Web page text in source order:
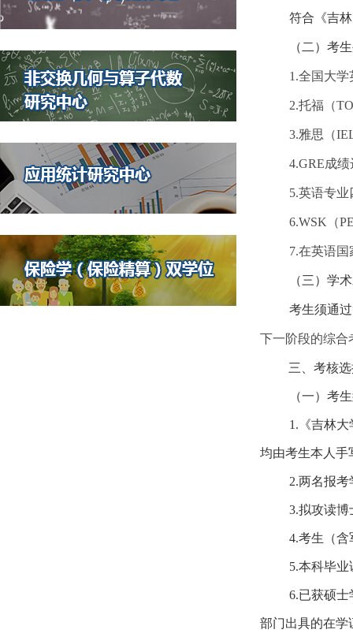
符合《吉
（二）考
1.全国大学
2.托福（
3.雅思（
4.GRE成
5.英语专业
6.WSK （
7.在英语国
（三）学
考生须通过
下一阶段的综合
三、考核
（一）考
1. 《吉林
均由考生本人手
2.两名报考
3.拟攻读博
4.考生（含
5.本科毕业
6.已获硕士
部门出具的在学